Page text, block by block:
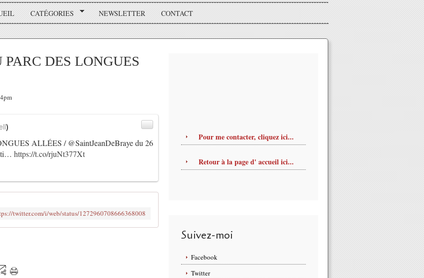
CATÉGORIES NEWSLETTER CONTACT
DES LONGUES
ALLÉES / @SaintJeanDeBraye du 26
https://t.co/rjuNt377Xt
)
twitter.com/i/web/status/1272960708666368008
Pour me contacter, cliquez ici...
Retour à la page d' accueil ici...
Suivez-moi
Facebook
Twitter